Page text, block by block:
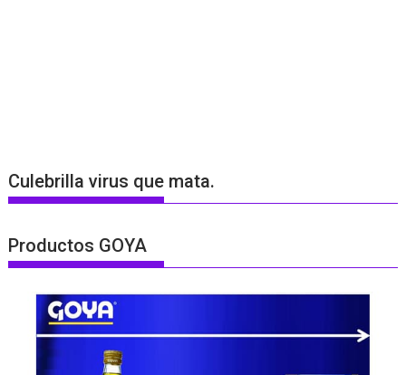
Culebrilla virus que mata.
Productos GOYA